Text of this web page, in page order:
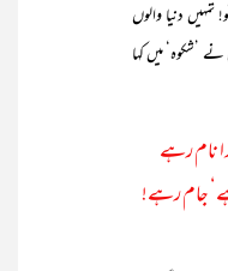
دنیا والوں
’شکوہ‘ میں کہا
نام رہے
جام رہے!